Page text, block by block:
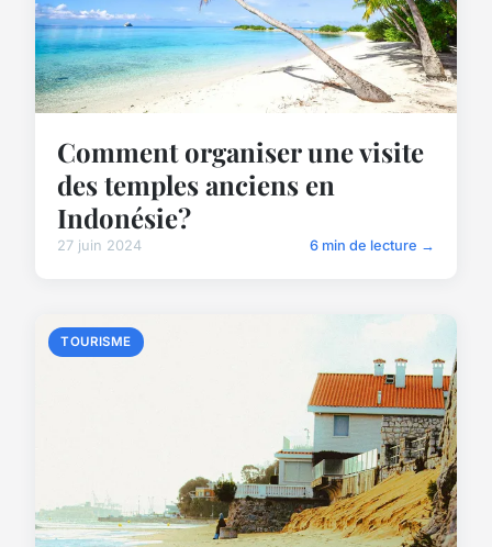
Comment organiser une visite
des temples anciens en
Indonésie?
27 juin 2024 6 min de lecture →
TOURISME